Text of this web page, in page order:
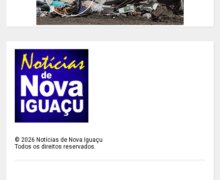
©2026 Notícias de Nova Iguaçu
Todos os direitos reservados.